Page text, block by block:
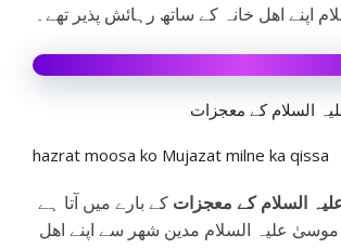
اپنے اھل خانہ کے ساتھ رہائش پذیر تھے۔
السلام کے معجزات
hazrat moosa ko Mujazat milne ka qissa
السلام کے معجزات کے بارے میں آتا ہے
علیہ السلام مدین شھر سے اپنے اھل